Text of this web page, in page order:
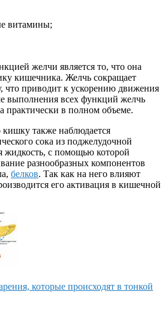
витамины;
желчи является то, что она
кишечника. Желчь сокращает
что приводит к ускорению движения
выполнения всех функций желчь
практически в полном объеме.
также наблюдается
сока из поджелудочной
жидкость, с помощью которой
разнообразных компонентов
белков. Так как на него влияют
его активация в кишечной
которые происходят в тонкой